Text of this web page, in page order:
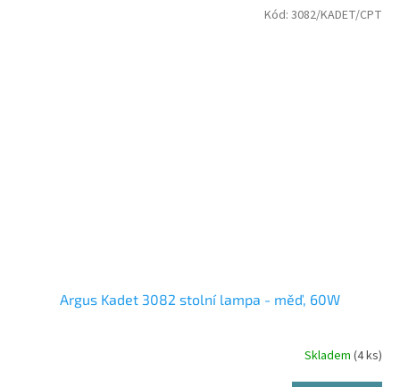
Argus Kadet 3082 stolní lampa - měď, 60W
Skladem (4 ks)
Kód: 3082/KADET/CPT